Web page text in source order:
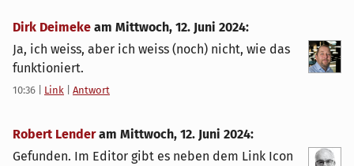
Dirk Deimeke am Mittwoch, 12. Juni 2024:
Ja, ich weiss, aber ich weiss (noch) nicht, wie das
funktioniert.
10:36 Link Antwort
Robert Lenderam Mittwoch, 12. Juni 2024:
Gefunden. Im Editor gibt es neben dem Link Icon